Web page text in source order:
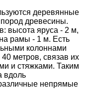
деревянные
древесины.
высота яруса - 2 м,
рамы - 1 м. Есть
колоннами
метров, связав их
и стяжками. Таким
вдоль
непрямые